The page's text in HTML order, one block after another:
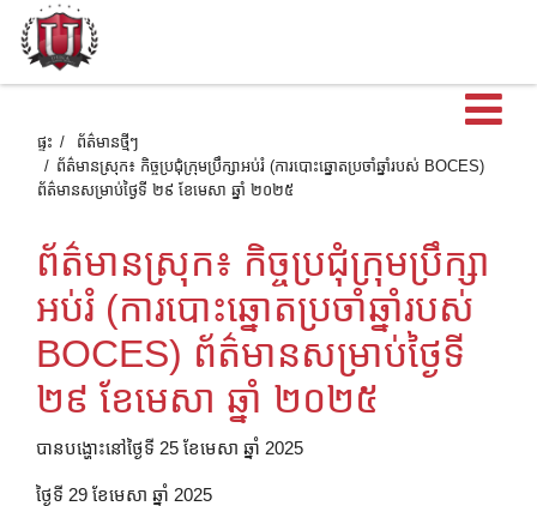
ប
ផ្ទះ
ព័ត៌មានថ្មីៗ
ព័ត៌មានស្រុក៖ កិច្ចប្រជុំក្រុមប្រឹក្សាអប់រំ (ការបោះឆ្នោតប្រចាំឆ្នាំរបស់ BOCES)
ព័ត៌មានសម្រាប់ថ្ងៃទី ២៩ ខែមេសា ឆ្នាំ ២០២៥
ព័ត៌មានស្រុក៖ កិច្ចប្រជុំក្រុមប្រឹក្សា
អប់រំ (ការបោះឆ្នោតប្រចាំឆ្នាំរបស់
BOCES) ព័ត៌មានសម្រាប់ថ្ងៃទី
២៩ ខែមេសា ឆ្នាំ ២០២៥
បានបង្ហោះនៅថ្ងៃទី 25 ខែមេសា ឆ្នាំ 2025
ថ្ងៃទី 29 ខែមេសា ឆ្នាំ 2025